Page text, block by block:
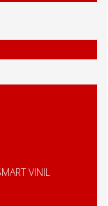
VINIL